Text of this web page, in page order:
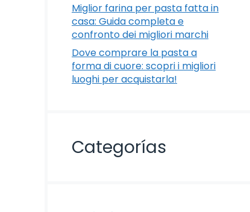
Miglior farina per pasta fatta in
casa: Guida completa e
confronto dei migliori marchi
Dove comprare la pasta a
forma di cuore: scopri i migliori
luoghi per acquistarla!
Categorías